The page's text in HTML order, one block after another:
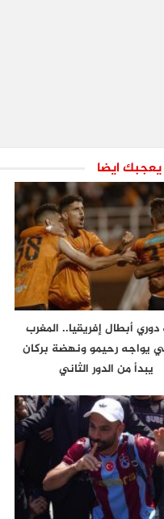
ايضا
أبطال إفريقيا.. المغرب
يواجه رحيمو ونهضة بركان
يبدأ من الدور الثاني